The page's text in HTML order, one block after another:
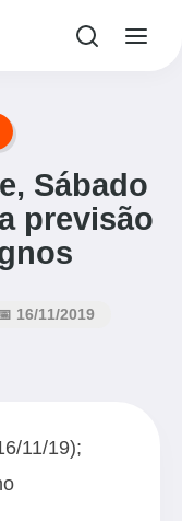
Sábado
previsão
16/11/2019
11/19);